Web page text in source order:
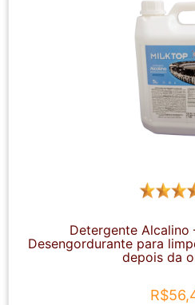
Detergente Alcalino
Desengordurante para
depois da
R$